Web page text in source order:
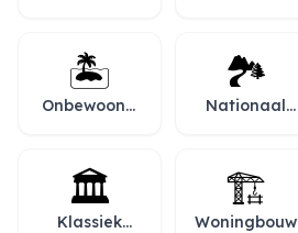
🏝️
Onbewoond
🏞️
Nationaal
🏛️
Klassiek
🏗️
Woningbouw